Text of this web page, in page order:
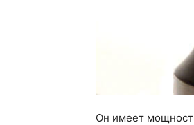
Он имеет